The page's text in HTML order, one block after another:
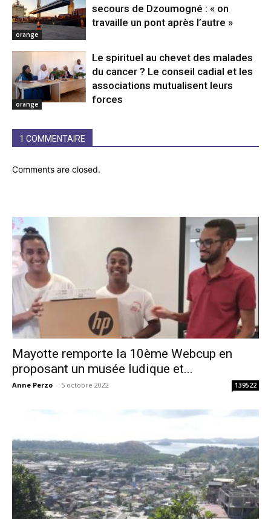
orange
secours de Dzoumogné : « on
travaille un pont après l’autre »
orange
Le spirituel au chevet des malades
du cancer ? Le conseil cadial et les
associations mutualisent leurs
forces
1 COMMENTAIRE
Comments are closed.
Mayotte remporte la 10ème Webcup en
proposant un musée ludique et...
Anne Perzo - 5 octobre 2022 139522